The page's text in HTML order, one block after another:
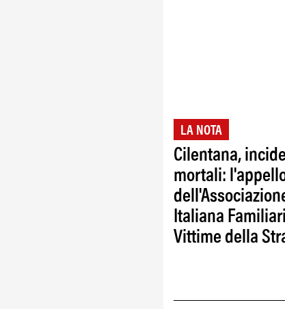
LA NOTA
Cilentana,
mortali:
Italiana
Vittime della